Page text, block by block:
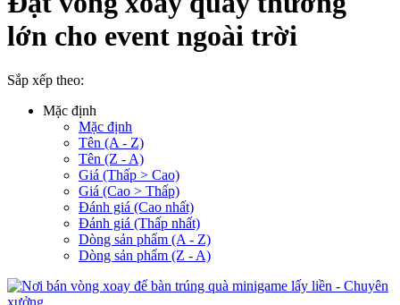
lớn cho event ngoài trời
Sắp xếp theo:
Mặc định
Mặc định
Tên (A - Z)
Tên (Z - A)
Giá (Thấp > Cao)
Giá (Cao > Thấp)
Đánh giá (Cao nhất)
Đánh giá (Thấp nhất)
Dòng sản phẩm (A - Z)
Dòng sản phẩm (Z - A)